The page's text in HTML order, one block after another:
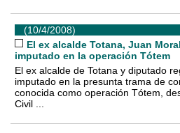
(10/4/2008)
El ex alcalde Totana, Juan
imputado en la operación Tótem
El ex alcalde de Totana y diputado
imputado en la presunta trama de
conocida como operación Tótem,
Civil ...